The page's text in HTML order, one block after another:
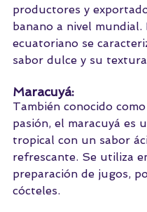
productores y
banano a nivel mundial.
ecuatoriano se
sabor dulce y su
Maracuyá:
También conocido
pasión, el maracuyá es
tropical con un sabor
refrescante. Se utiliza
preparación de jugos,
cócteles.